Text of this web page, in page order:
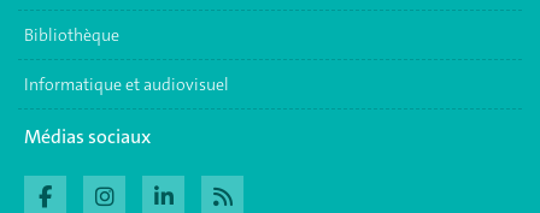
Bibliothèque
Informatique et audiovisuel
Médias sociaux